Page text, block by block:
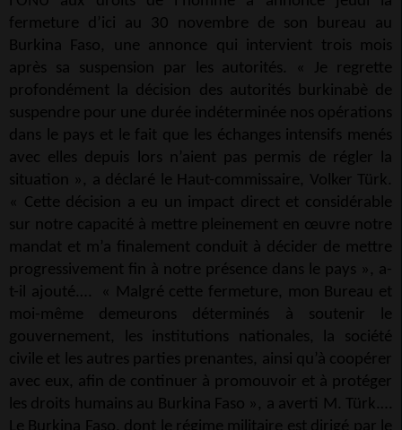
fermeture d’ici au 30 novembre de son bureau au
Burkina Faso, une annonce qui intervient trois mois
après sa suspension par les autorités. « Je regrette
profondément la décision des autorités burkinabè de
suspendre pour une durée indéterminée nos opérations
dans le pays et le fait que les échanges intensifs menés
avec elles depuis lors n’aient pas permis de régler la
situation », a déclaré le Haut-commissaire, Volker Türk.
« Cette décision a eu un impact direct et considérable
sur notre capacité à mettre pleinement en œuvre notre
mandat et m’a finalement conduit à décider de mettre
progressivement fin à notre présence dans le pays », a-
t-il ajouté.… « Malgré cette fermeture, mon Bureau et
moi-même demeurons déterminés à soutenir le
gouvernement, les institutions nationales, la société
civile et les autres parties prenantes, ainsi qu’à coopérer
avec eux, afin de continuer à promouvoir et à protéger
les droits humains au Burkina Faso », a averti M. Türk.…
Le Burkina Faso, dont le régime militaire est dirigé par le